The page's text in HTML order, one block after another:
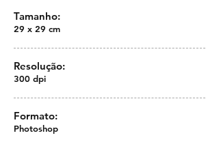
Tamanho:
29 x 29 cm
Resolução:
300 dpi
Formato:
Photoshop